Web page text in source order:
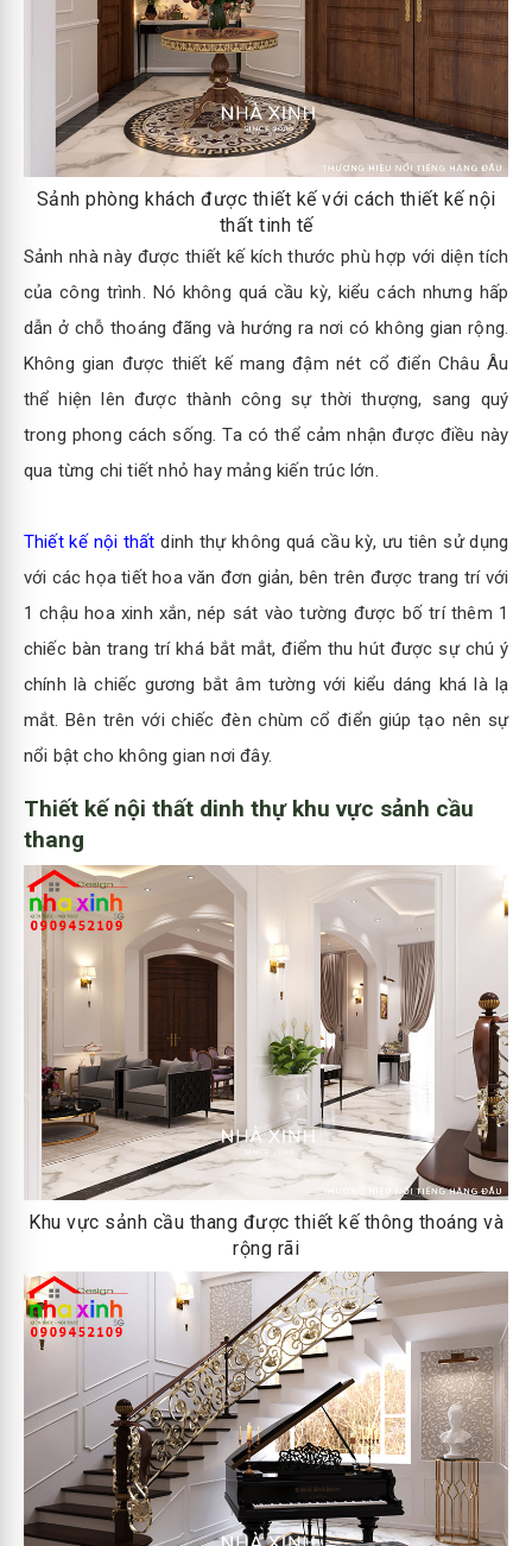
Sảnh phòng khách được thiết kế với cách thiết kế nội
thất tinh tế
Sảnh nhà này được thiết kế kích thước phù hợp với diện tích
của công trình. Nó không quá cầu kỳ, kiểu cách nhưng hấp
dẫn ở chỗ thoáng đãng và hướng ra nơi có không gian rộng.
Không gian được thiết kế mang đậm nét cổ điển Châu Âu
thể hiện lên được thành công sự thời thượng, sang quý
trong phong cách sống. Ta có thể cảm nhận được điều này
qua từng chi tiết nhỏ hay mảng kiến trúc lớn.
Thiết kế nội thất dinh thự không quá cầu kỳ, ưu tiên sử dụng
với các họa tiết hoa văn đơn giản, bên trên được trang trí với
1 chậu hoa xinh xắn, nép sát vào tường được bố trí thêm 1
chiếc bàn trang trí khá bắt mắt, điểm thu hút được sự chú ý
chính là chiếc gương bắt âm tường với kiểu dáng khá là lạ
mắt. Bên trên với chiếc đèn chùm cổ điển giúp tạo nên sự
nổi bật cho không gian nơi đây.
Thiết kế nội thất dinh thự khu vực sảnh cầu
thang
Khu vực sảnh cầu thang được thiết kế thông thoáng và
rộng rãi